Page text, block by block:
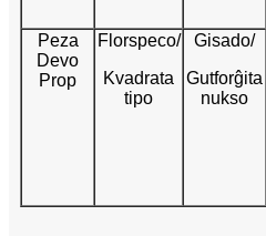
Peza
Devo
Prop
Florspeco/
Kvadrata
tipo
Gisado/
Gutforĝita
nukso